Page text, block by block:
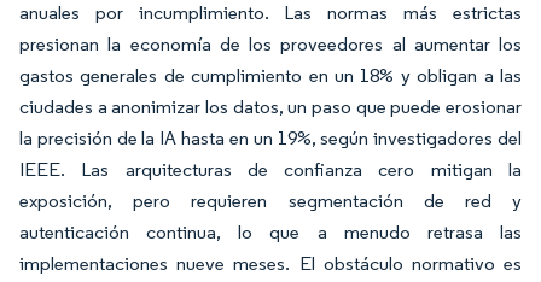
anuales por incumplimiento. Las normas más estrictas
presionan la economía de los proveedores al aumentar los
gastos generales de cumplimiento en un 18% y obligan a las
ciudades a anonimizar los datos, un paso que puede erosionar
la precisión de la IA hasta en un 19%, según investigadores del
IEEE. Las arquitecturas de confianza cero mitigan la
exposición, pero requieren segmentación de red y
autenticación continua, lo que a menudo retrasa las
implementaciones nueve meses. El obstáculo normativo es